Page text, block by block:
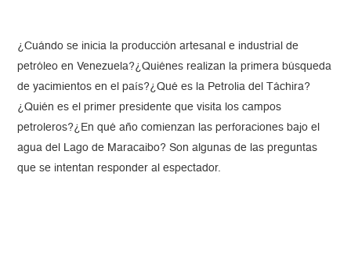
¿Cuándo se inicia la producción artesanal e industrial de
petróleo en Venezuela?¿Quiénes realizan la primera búsqueda
de yacimientos en el país?¿Qué es la Petrolia del Táchira?
¿Quién es el primer presidente que visita los campos
petroleros?¿En qué año comienzan las perforaciones bajo el
agua del Lago de Maracaibo? Son algunas de las preguntas
que se intentan responder al espectador.